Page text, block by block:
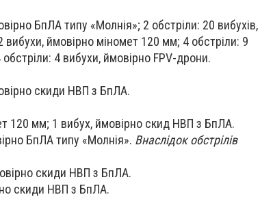
БпЛА типу «Молнія»; 2 обстріли: 20 вибухів,
ймовірно міномет 120 мм; 4 обстріли: 9
4 вибухи, ймовірно FPV-дрони.
скиди НВП з БпЛА.
120 мм; 1 вибух, ймовірно скид НВП з БпЛА.
БпЛА типу «Молнія». Внаслідок обстрілів
скиди НВП з БпЛА.
скиди НВП з БпЛА.